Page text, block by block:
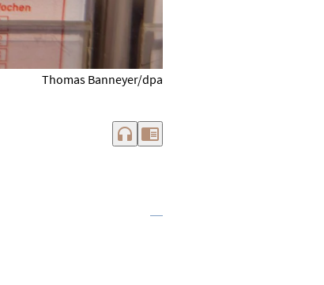
Thomas Banneyer/dpa
headphones chrome_reader_mode